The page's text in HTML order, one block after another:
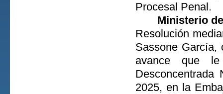
Procesal Penal.
Ministerio
Resolución
Sassone García,
avance que
Desconcentrada
2025, en la